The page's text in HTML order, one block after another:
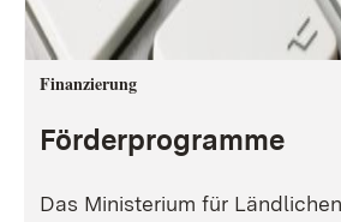
Finanzierung
Förderprogramme
Das Ministerium für